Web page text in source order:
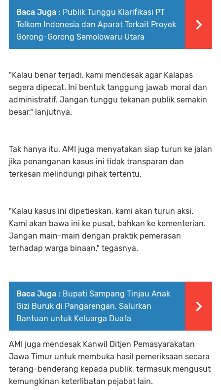
Baca Juga : Publik Tunggu Klarifikasi PT
Telkom Indonesia dan Aparat Terkait Proyek
Gorong-Gorong Semolowaru Utara
"Kalau benar terjadi, kami mendesak agar Kalapas
segera dipecat. Ini bentuk tanggung jawab moral dan
administratif. Jangan tunggu tekanan publik semakin
besar," lanjutnya.
Tak hanya itu, AMI juga menyatakan siap turun ke jalan
jika penanganan kasus ini tidak transparan dan
terkesan melindungi pihak tertentu.
"Kalau kasus ini dipetieskan, kami akan turun aksi.
Kami akan bawa ini ke pusat, bahkan ke kementerian.
Jangan main-main dengan praktik pemerasan
terhadap warga binaan," tegasnya.
Baca Juga : Bupati Sampang Tinjau Anak
Gizi Buruk di Pangarengan, Salurkan
Bantuan untuk Keluarga Duafa
AMI juga mendesak Kanwil Ditjen Pemasyarakatan
Jawa Timur untuk membuka hasil pemeriksaan secara
terang-benderang kepada publik, termasuk mengusut
kemungkinan keterlibatan pejabat lain.